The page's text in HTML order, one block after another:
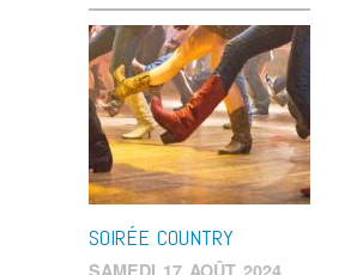
SOIRÉE COUNTRY